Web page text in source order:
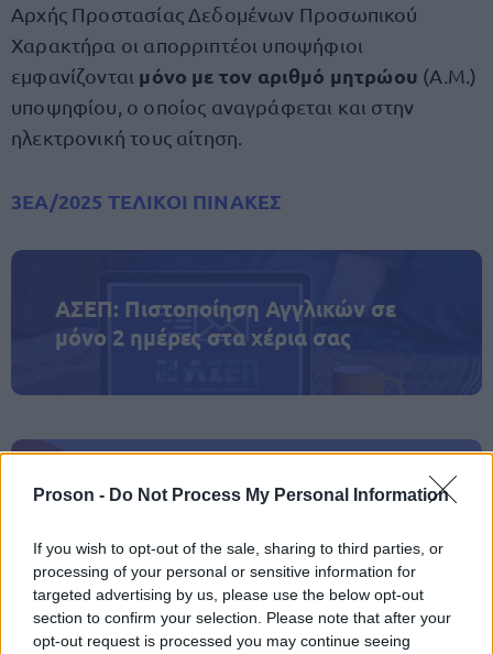
Proson - Do Not Process My Personal Information
If you wish to opt-out of the sale, sharing to third parties, or
processing of your personal or sensitive information for
targeted advertising by us, please use the below opt-out
section to confirm your selection. Please note that after your
opt-out request is processed you may continue seeing
Αρχής Προστασίας Δεδομένων Προσωπικού
Χαρακτήρα οι απορριπτέοι υποψήφιοι
εμφανίζονται μόνο με τον αριθμό μητρώου (Α.Μ.)
υποψηφίου, ο οποίος αναγράφεται και στην
ηλεκτρονική τους αίτηση.
3ΕΑ/2025 ΤΕΛΙΚΟΙ ΠΙΝΑΚΕΣ
ΑΣΕΠ: Πιστοποίηση Αγγλικών σε
μόνο 2 ημέρες στα χέρια σας
ΑΣΕΠ: Εξ αποστάσεως η πιο Εύκολη
μέρες